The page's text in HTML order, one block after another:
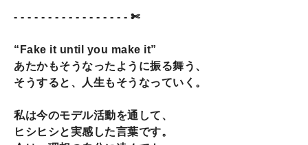
- - - - - - - - - - - - - - - - - ✄
“Fake it until you make it”
あたかもそうなったように振る舞う、
そうすると、人生もそうなっていく。
私は今のモデル活動を通して、
ヒシヒシと実感した言葉です。